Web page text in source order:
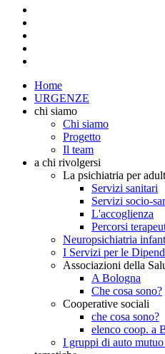
Home
URGENZE
chi siamo
Chi siamo
Progetto
Il team
a chi rivolgersi
La psichiatria per
Servizi sanitari
Servizi socio-
L'accoglienza
Percorsi
Neuropsichiatria
I Servizi per le
Associazioni della
A Bologna
Che cosa sono?
Cooperative sociali
che cosa sono?
elenco coop. a
I gruppi di auto